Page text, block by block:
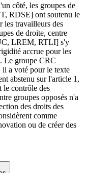
côté, les groupes de
RDSE] ont soutenu le
les travailleurs des
de droite, centre
LREM, RTLI] s'y
accrue pour les
Le groupe CRC
il a voté pour le texte
abstenu sur l'article 1,
le contrôle des
groupes opposés n'a
des droits des
comme
ou de créer des